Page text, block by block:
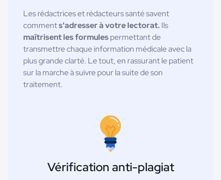
Les rédactrices et rédacteurs santé savent
comments'adresser à votre lectorat.Ils
maîtrisent les formulespermettant de
transmettre chaque information médicale avec la
plus grande clarté. Le tout, en rassurant le patient
sur la marche à suivre pour la suite de son
traitement.
Vérification anti-plagiat